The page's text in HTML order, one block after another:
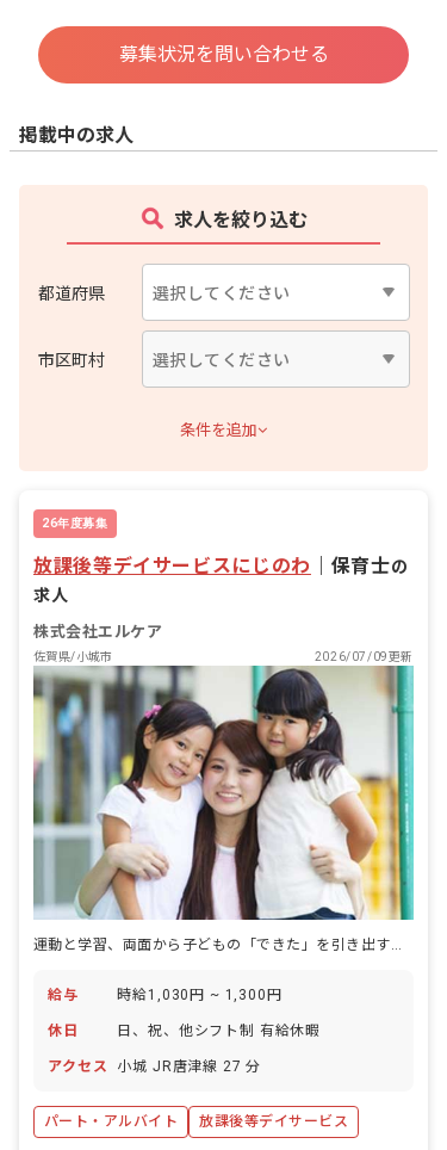
募集状況を問い合わせる
掲載中の求人
求人を絞り込む
都道府県
市区町村
条件を追加
26年度募集
放課後等デイサービスにじのわ 保育士の
求人
株式会社エルケア
佐賀県/小城市 2026/07/09更新
運動と学習、両面から子どもの「できた」を引き出す放課後等デイサービスです。
給与 時給1,030円 ~ 1,300円
休日 日、祝、他シフト制 有給休暇
アクセス 小城 JR唐津線 27 分
パート・アルバイト 放課後等デイサービス